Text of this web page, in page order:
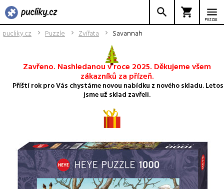
PUZZLE
pucliky.cz Puzzle Zvířata Savannah
Zavřeno. Nashledanou v roce 2025. Děkujeme všem
zákazníků za přízeň.
Příští rok pro Vás chystáme novou nabídku z nového skladu. Letos
jsme už sklad zavřeli.